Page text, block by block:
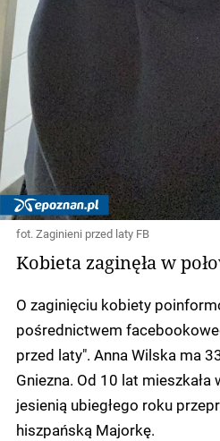
fot. Zaginieni przed laty FB
Kobieta zaginęła w
O zaginięciu kobiety
pośrednictwem
przed laty". Anna Wilska ma
Gniezna. Od 10 lat mieszkała
jesienią ubiegłego roku
hiszpańską Majorkę.